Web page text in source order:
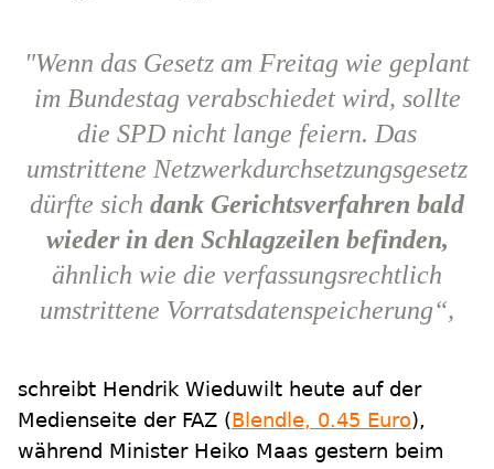
"Wenn das Gesetz am Freitag wie geplant
im Bundestag verabschiedet wird, sollte
die SPD nicht lange feiern. Das
umstrittene Netzwerkdurchsetzungsgesetz
dürfte sich dank Gerichtsverfahren bald
wieder in den Schlagzeilen befinden,
ähnlich wie die verfassungsrechtlich
umstrittene Vorratsdatenspeicherung“,
schreibt Hendrik Wieduwilt heute auf der
Medienseite der FAZ (Blendle, 0.45 Euro),
während Minister Heiko Maas gestern beim